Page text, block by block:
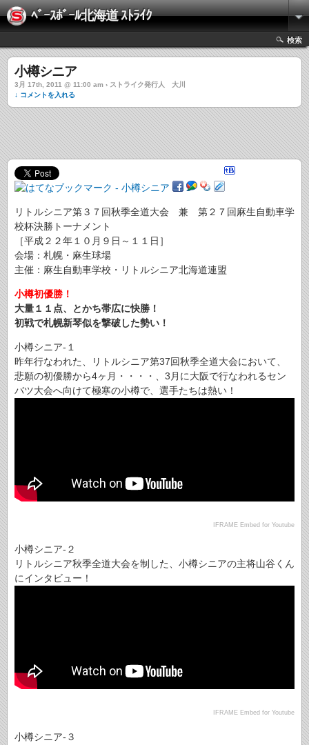
ﾍﾞｰｽﾎﾞｰﾙ北海道 ｽﾄﾗｲｸ
検索
小樽シニア
3月 17th, 2011 @ 11:00 am › ストライク発行人 大川
↓ コメントを入れる
リトルシニア第３７回秋季全道大会 兼 第２７回麻生自動車学
校杯決勝トーナメント
［平成２２年１０月９日～１１日］
会場：札幌・麻生球場
主催：麻生自動車学校・リトルシニア北海道連盟
小樽初優勝！
大量１１点、とかち帯広に快勝！
初戦で札幌新琴似を撃破した勢い！
小樽シニア-１
昨年行なわれた、リトルシニア第37回秋季全道大会において、
悲願の初優勝から4ヶ月・・・・、3月に大阪で行なわれるセン
バツ大会へ向けて極寒の小樽で、選手たちは熱い！
IFRAME Embed for Youtube
小樽シニア-２
リトルシニア秋季全道大会を制した、小樽シニアの主将山谷くん
にインタビュー！
IFRAME Embed for Youtube
小樽シニア-３